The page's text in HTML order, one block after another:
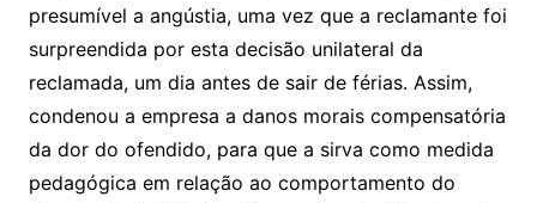
presumível a angústia, uma vez que a reclamante foi
surpreendida por esta decisão unilateral da
reclamada, um dia antes de sair de férias. Assim,
condenou a empresa a danos morais compensatória
da dor do ofendido, para que a sirva como medida
pedagógica em relação ao comportamento do